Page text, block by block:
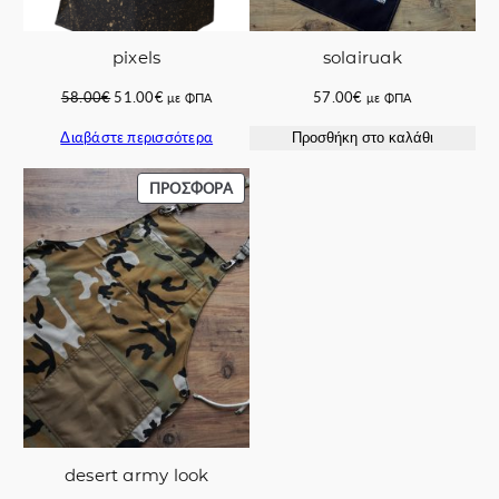
pixels
58.00€ Original
was:
51.00€Η
τιμή
51.00€.
με ΦΠΑ
Διαβάστε περισσότερα
solairuak
57.00€ με ΦΠΑ
Προσθήκη στο καλάθι
ΠΡΟΣΦΟΡΆΠΡΟΪΌΝ
ΣΕ
ΠΡΟΣΦΟΡΆ
desert army look